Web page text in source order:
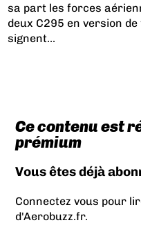
sa part les forces
deux C295 en version
signent...
Ce contenu est
prémium
Vous êtes déjà
Connectez vous pour
d'Aerobuzz.fr.